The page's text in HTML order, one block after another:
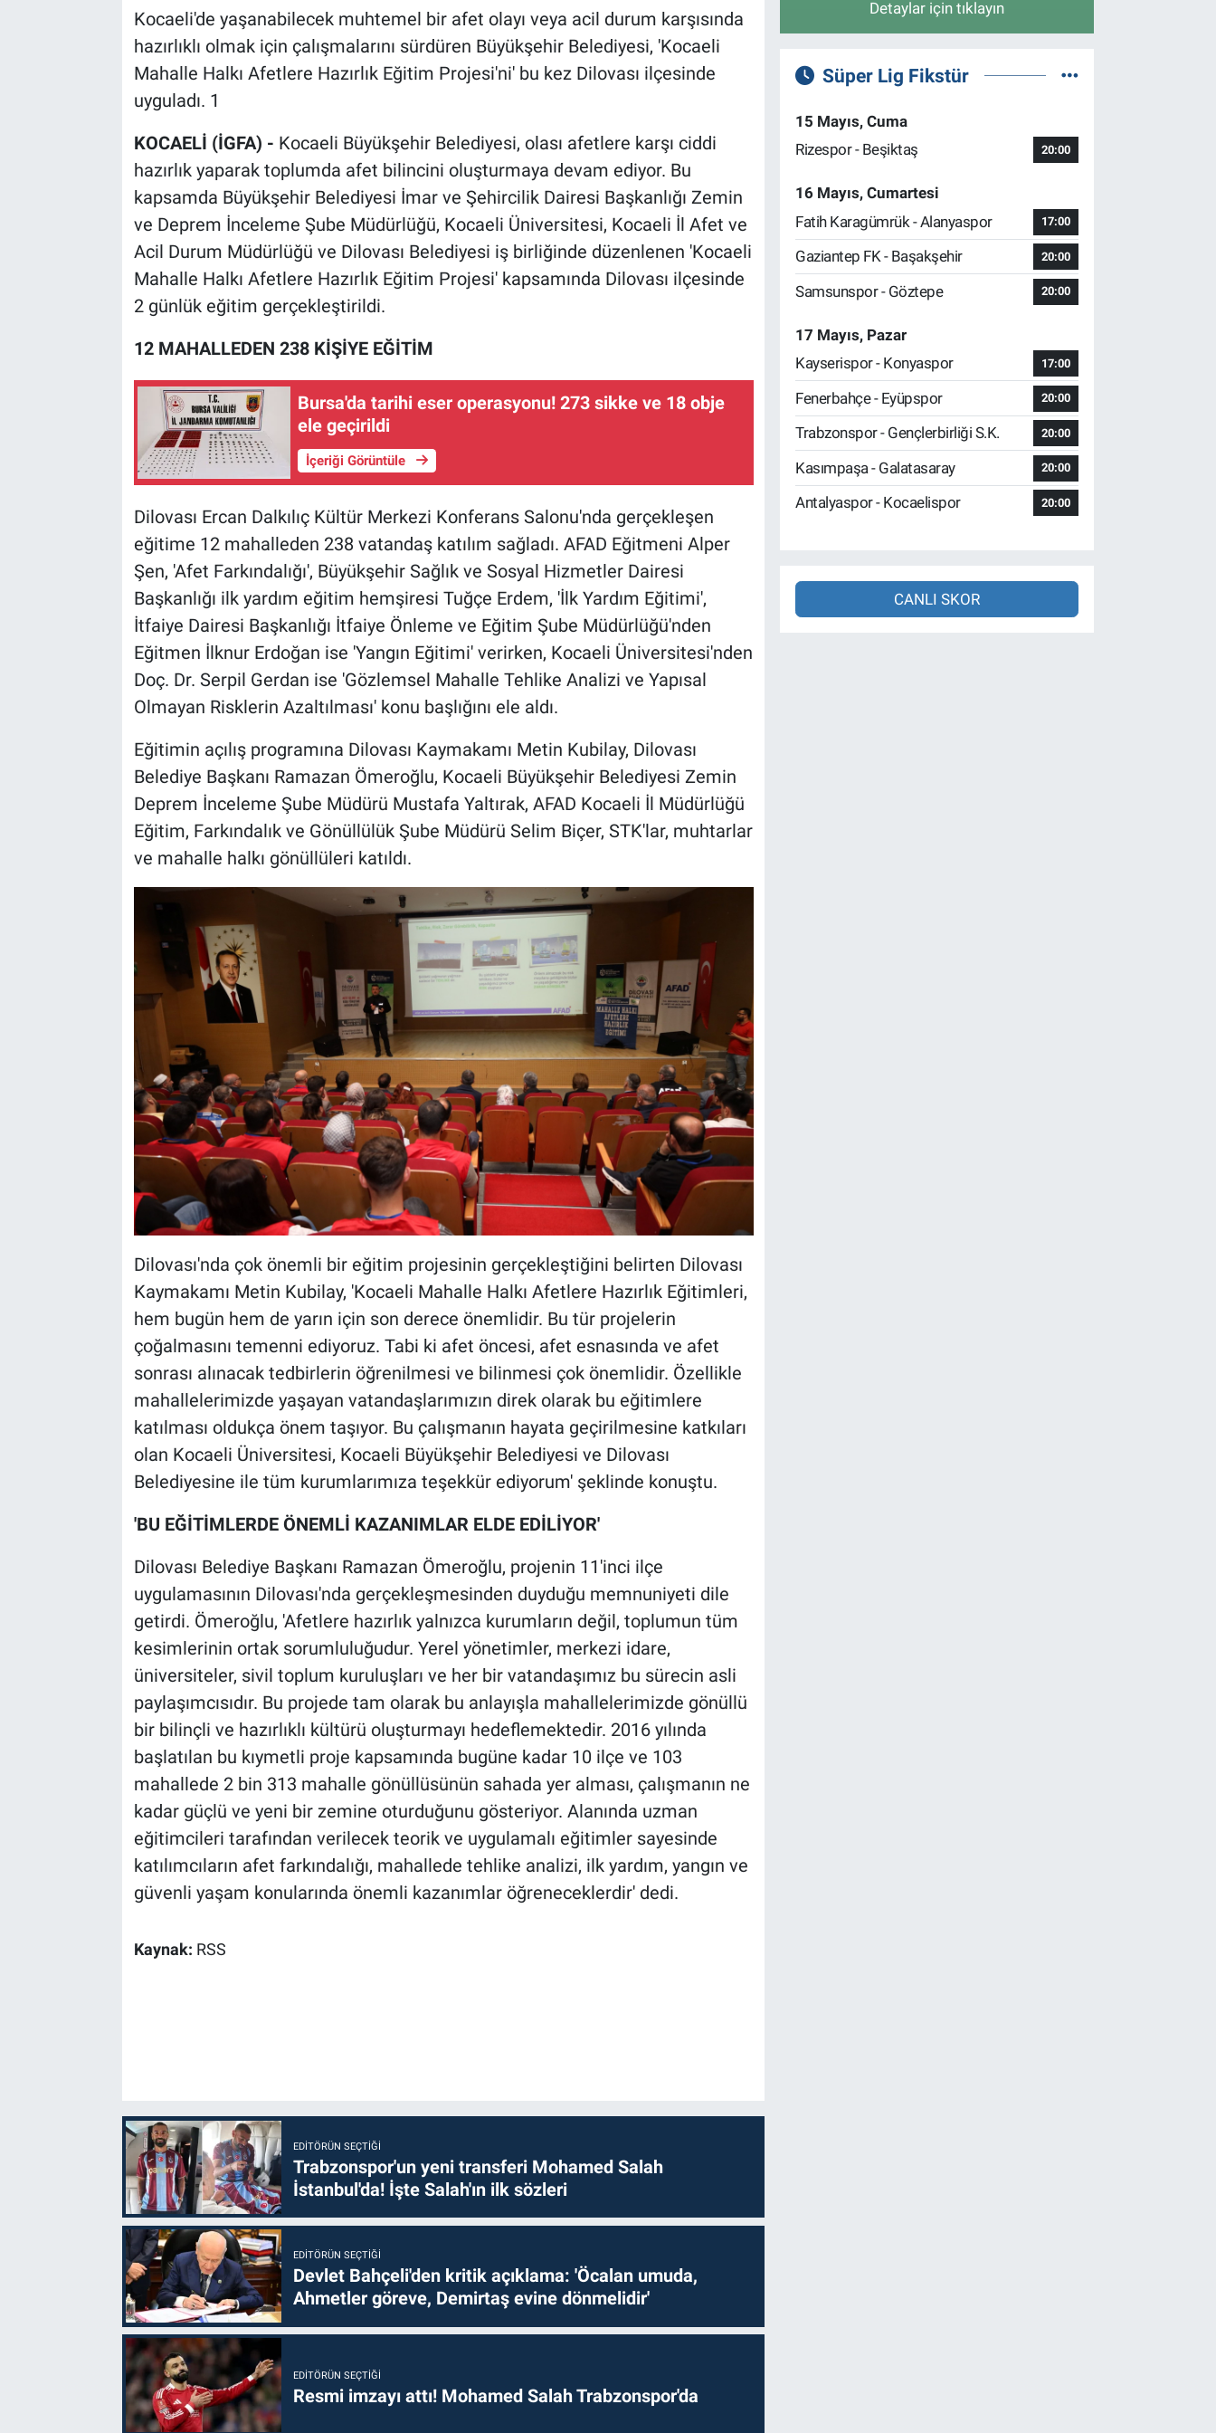
Kocaeli'de yaşanabilecek muhtemel bir afet olayı veya acil durum karşısında
hazırlıklı olmak için çalışmalarını sürdüren Büyükşehir Belediyesi, 'Kocaeli
Mahalle Halkı Afetlere Hazırlık Eğitim Projesi'ni' bu kez Dilovası ilçesinde
uyguladı. 1
KOCAELİ (İGFA) - Kocaeli Büyükşehir Belediyesi, olası afetlere karşı ciddi
hazırlık yaparak toplumda afet bilincini oluşturmaya devam ediyor. Bu
kapsamda Büyükşehir Belediyesi İmar ve Şehircilik Dairesi Başkanlığı Zemin
ve Deprem İnceleme Şube Müdürlüğü, Kocaeli Üniversitesi, Kocaeli İl Afet ve
Acil Durum Müdürlüğü ve Dilovası Belediyesi iş birliğinde düzenlenen 'Kocaeli
Mahalle Halkı Afetlere Hazırlık Eğitim Projesi' kapsamında Dilovası ilçesinde
2 günlük eğitim gerçekleştirildi.
12 MAHALLEDEN 238 KİŞİYE EĞİTİM
Bursa'da tarihi eser operasyonu! 273 sikke ve 18 obje
ele geçirildi
İçeriği Görüntüle
Dilovası Ercan Dalkılıç Kültür Merkezi Konferans Salonu'nda gerçekleşen
eğitime 12 mahalleden 238 vatandaş katılım sağladı. AFAD Eğitmeni Alper
Şen, 'Afet Farkındalığı', Büyükşehir Sağlık ve Sosyal Hizmetler Dairesi
Başkanlığı ilk yardım eğitim hemşiresi Tuğçe Erdem, 'İlk Yardım Eğitimi',
İtfaiye Dairesi Başkanlığı İtfaiye Önleme ve Eğitim Şube Müdürlüğü'nden
Eğitmen İlknur Erdoğan ise 'Yangın Eğitimi' verirken, Kocaeli Üniversitesi'nden
Doç. Dr. Serpil Gerdan ise 'Gözlemsel Mahalle Tehlike Analizi ve Yapısal
Olmayan Risklerin Azaltılması' konu başlığını ele aldı.
Eğitimin açılış programına Dilovası Kaymakamı Metin Kubilay, Dilovası
Belediye Başkanı Ramazan Ömeroğlu, Kocaeli Büyükşehir Belediyesi Zemin
Deprem İnceleme Şube Müdürü Mustafa Yaltırak, AFAD Kocaeli İl Müdürlüğü
Eğitim, Farkındalık ve Gönüllülük Şube Müdürü Selim Biçer, STK'lar, muhtarlar
ve mahalle halkı gönüllüleri katıldı.
Dilovası'nda çok önemli bir eğitim projesinin gerçekleştiğini belirten Dilovası
Kaymakamı Metin Kubilay, 'Kocaeli Mahalle Halkı Afetlere Hazırlık Eğitimleri,
hem bugün hem de yarın için son derece önemlidir. Bu tür projelerin
çoğalmasını temenni ediyoruz. Tabi ki afet öncesi, afet esnasında ve afet
sonrası alınacak tedbirlerin öğrenilmesi ve bilinmesi çok önemlidir. Özellikle
mahallelerimizde yaşayan vatandaşlarımızın direk olarak bu eğitimlere
katılması oldukça önem taşıyor. Bu çalışmanın hayata geçirilmesine katkıları
olan Kocaeli Üniversitesi, Kocaeli Büyükşehir Belediyesi ve Dilovası
Belediyesine ile tüm kurumlarımıza teşekkür ediyorum' şeklinde konuştu.
'BU EĞİTİMLERDE ÖNEMLİ KAZANIMLAR ELDE EDİLİYOR'
Dilovası Belediye Başkanı Ramazan Ömeroğlu, projenin 11'inci ilçe
uygulamasının Dilovası'nda gerçekleşmesinden duyduğu memnuniyeti dile
getirdi. Ömeroğlu, 'Afetlere hazırlık yalnızca kurumların değil, toplumun tüm
kesimlerinin ortak sorumluluğudur. Yerel yönetimler, merkezi idare,
üniversiteler, sivil toplum kuruluşları ve her bir vatandaşımız bu sürecin asli
paylaşımcısıdır. Bu projede tam olarak bu anlayışla mahallelerimizde gönüllü
bir bilinçli ve hazırlıklı kültürü oluşturmayı hedeflemektedir. 2016 yılında
başlatılan bu kıymetli proje kapsamında bugüne kadar 10 ilçe ve 103
mahallede 2 bin 313 mahalle gönüllüsünün sahada yer alması, çalışmanın ne
kadar güçlü ve yeni bir zemine oturduğunu gösteriyor. Alanında uzman
eğitimcileri tarafından verilecek teorik ve uygulamalı eğitimler sayesinde
katılımcıların afet farkındalığı, mahallede tehlike analizi, ilk yardım, yangın ve
güvenli yaşam konularında önemli kazanımlar öğreneceklerdir' dedi.
Kaynak: RSS
EDITÖRÜN SEÇTIĞI
Trabzonspor'un yeni transferi Mohamed Salah
İstanbul'da! İşte Salah'ın ilk sözleri
EDITÖRÜN SEÇTIĞI
Devlet Bahçeli'den kritik açıklama: 'Öcalan umuda,
Ahmetler göreve, Demirtaş evine dönmelidir'
EDITÖRÜN SEÇTIĞI
Resmi imzayı attı! Mohamed Salah Trabzonspor'da
Detaylar için tıklayın
Süper Lig Fikstür
15 Mayıs, Cuma
Rizespor - Beşiktaş
20:00
16 Mayıs, Cumartesi
Fatih Karagümrük - Alanyaspor
17:00
Gaziantep FK - Başakşehir 20:00
Samsunspor - Göztepe 20:00
17 Mayıs, Pazar
Kayserispor - Konyaspor
17:00
Fenerbahçe - Eyüpspor 20:00
Trabzonspor - Gençlerbirliği S.K. 20:00
Kasımpaşa - Galatasaray 20:00
Antalyaspor - Kocaelispor 20:00
CANLI SKOR